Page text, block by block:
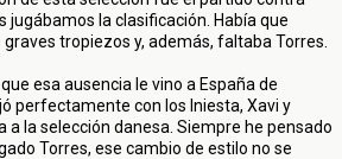
jugábamos la clasificación. Había que
tropiezos y, además, faltaba Torres.
esa ausencia le vino a España de
perfectamente con los Iniesta, Xavi y
a la selección danesa. Siempre he pensado
Torres, ese cambio de estilo no se